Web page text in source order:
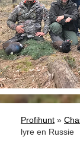
Profihunt »
lyre en Russie